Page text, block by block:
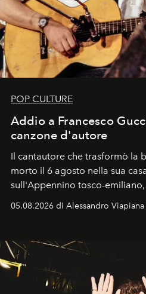
POP CULTURE
Addio a Francesco
canzone d'autore
Il cantautore che trasformò la
morto il 6 agosto nella sua
sull'Appennino tosco-emiliano,
05.08.2026 di Alessandro Viapiana